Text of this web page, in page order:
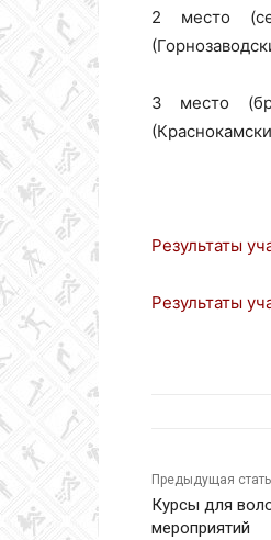
2 место
3 место
Результаты
Результаты
Предыдущая
Курсы для
мероприятий